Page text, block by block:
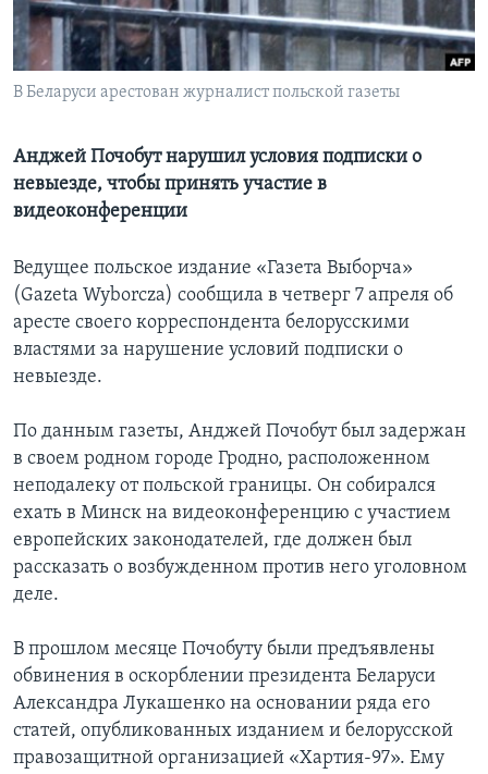
Learning English
СОЦИАЛЬНЫЕ СЕТИ
Языки
В Беларуси арестован журналист польской газеты
Анджей Почобут нарушил условия подписки о
невыезде, чтобы принять участие в
видеоконференции
Ведущее польское издание «Газета Выборча»
(Gazeta Wyborcza) сообщила в четверг 7 апреля об
аресте своего корреспондента белорусскими
властями за нарушение условий подписки о
невыезде.
По данным газеты, Анджей Почобут был задержан
в своем родном городе Гродно, расположенном
неподалеку от польской границы. Он собирался
ехать в Минск на видеоконференцию с участием
европейских законодателей, где должен был
рассказать о возбужденном против него уголовном
деле.
В прошлом месяце Почобуту были предъявлены
обвинения в оскорблении президента Беларуси
Александра Лукашенко на основании ряда его
статей, опубликованных изданием и белорусской
правозащитной организацией «Хартия-97». Ему